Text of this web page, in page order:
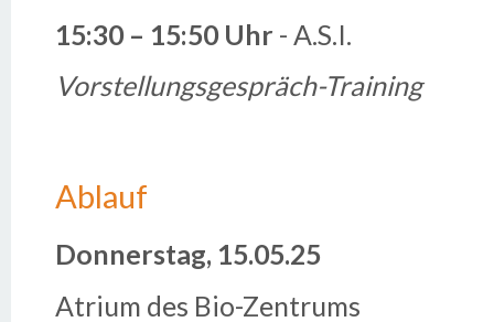
15:30 – 15:50 Uhr - A.S.I.
Vorstellungsgespräch-Training
Ablauf
Donnerstag, 15.05.25
Atrium des Bio-Zentrums